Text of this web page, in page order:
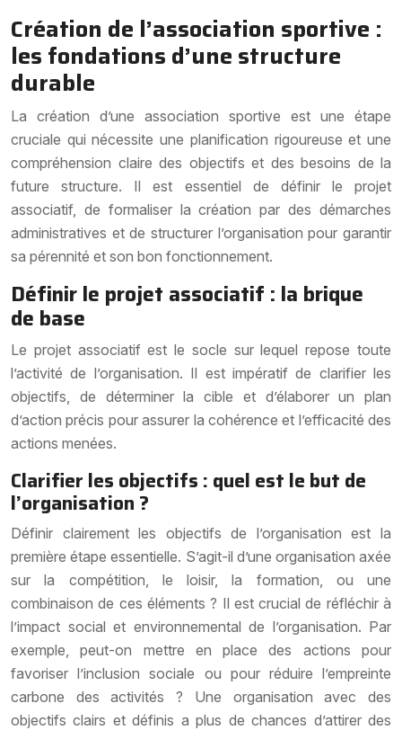
Création de l’association sportive :
les fondations d’une structure
durable
La création d’une association sportive est une étape
cruciale qui nécessite une planification rigoureuse et une
compréhension claire des objectifs et des besoins de la
future structure. Il est essentiel de définir le projet
associatif, de formaliser la création par des démarches
administratives et de structurer l’organisation pour garantir
sa pérennité et son bon fonctionnement.
Définir le projet associatif : la brique
de base
Le projet associatif est le socle sur lequel repose toute
l’activité de l’organisation. Il est impératif de clarifier les
objectifs, de déterminer la cible et d’élaborer un plan
d’action précis pour assurer la cohérence et l’efficacité des
actions menées.
Clarifier les objectifs : quel est le but de
l’organisation ?
Définir clairement les objectifs de l’organisation est la
première étape essentielle. S’agit-il d’une organisation axée
sur la compétition, le loisir, la formation, ou une
combinaison de ces éléments ? Il est crucial de réfléchir à
l’impact social et environnemental de l’organisation. Par
exemple, peut-on mettre en place des actions pour
favoriser l’inclusion sociale ou pour réduire l’empreinte
carbone des activités ? Une organisation avec des
objectifs clairs et définis a plus de chances d’attirer des